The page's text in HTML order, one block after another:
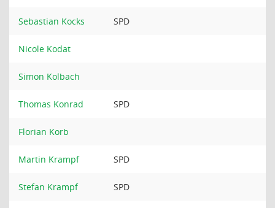
Sebastian Kocks SPD
Nicole Kodat
Simon Kolbach
Thomas Konrad SPD
Florian Korb
Martin Krampf SPD
Stefan Krampf SPD